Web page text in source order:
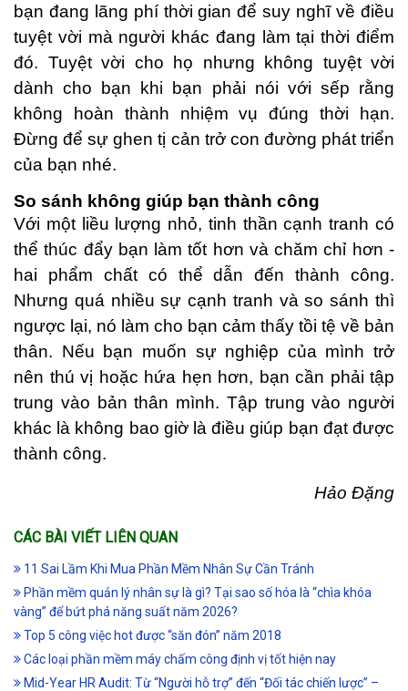
bạn đang lãng phí thời gian để suy nghĩ về điều
tuyệt vời mà người khác đang làm tại thời điểm
đó. Tuyệt vời cho họ nhưng không tuyệt vời
dành cho bạn khi bạn phải nói với sếp rằng
không hoàn thành nhiệm vụ đúng thời hạn.
Đừng để sự ghen tị cản trở con đường phát triển
của bạn nhé.
So sánh không giúp bạn thành công
Với một liều lượng nhỏ, tinh thần cạnh tranh có
thể thúc đẩy bạn làm tốt hơn và chăm chỉ hơn -
hai phẩm chất có thể dẫn đến thành công.
Nhưng quá nhiều sự cạnh tranh và so sánh thì
ngược lại, nó làm cho bạn cảm thấy tồi tệ về bản
thân. Nếu bạn muốn sự nghiệp của mình trở
nên thú vị hoặc hứa hẹn hơn, bạn cần phải tập
trung vào bản thân mình. Tập trung vào người
khác là không bao giờ là điều giúp bạn đạt được
thành công.
Hảo Đặng
CÁC BÀI VIẾT LIÊN QUAN
11 Sai Lầm Khi Mua Phần Mềm Nhân Sự Cần Tránh
Phần mềm quản lý nhân sự là gì? Tại sao số hóa là “chìa khóa
vàng” để bứt phá năng suất năm 2026?
Top 5 công việc hot được “săn đón” năm 2018
Các loại phần mềm máy chấm công định vị tốt hiện nay
Mid-Year HR Audit: Từ “Người hỗ trợ” đến “Đối tác chiến lược” –